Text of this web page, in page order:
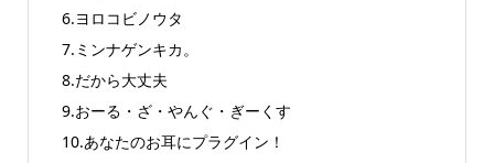
6.ヨロコビノウタ
7.ミンナゲンキカ。
8.だから大丈夫
9.おーる・ざ・やんぐ・ぎーくす
10.あなたのお耳にプラグイン！